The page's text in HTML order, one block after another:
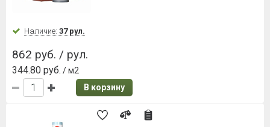
Наличие: 37 рул.
862 руб. / рул.
344.80 руб. / м2
В корзину